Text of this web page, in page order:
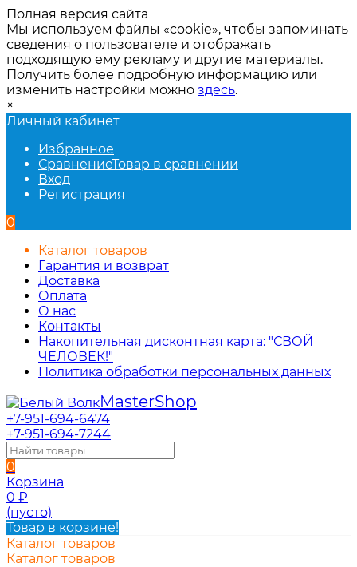
Полная версия сайта
Мы используем файлы «cookie», чтобы запоминать
сведения о пользователе и отображать
подходящую ему рекламу и другие материалы.
Получить более подробную информацию или
изменить настройки можно здесь.
×
Личный кабинет
Избранное
СравнениеТовар в сравнении
Вход
Регистрация
0
Каталог товаров
Гарантия и возврат
Доставка
Оплата
О нас
Контакты
Накопительная дисконтная карта: "СВОЙ
ЧЕЛОВЕК!"
Политика обработки персональных данных
MasterShop
+7-951-694-6474
+7-951-694-7244
0
Корзина
0 ₽
(пусто)
Товар в корзине!
Каталог товаров
Каталог товаров